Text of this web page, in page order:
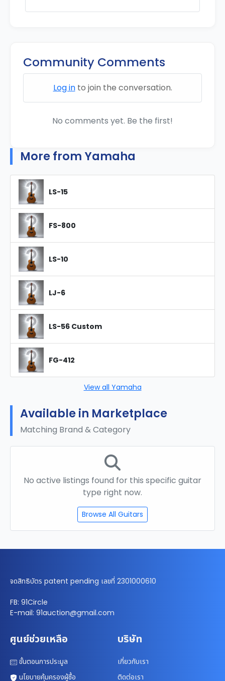
Community Comments
Log into join the conversation.
No comments yet. Be the first!
More from Yamaha
LS-15
FS-800
LS-10
LJ-6
LS-56 Custom
FG-412
View all Yamaha
Available in Marketplace
Matching Brand & Category
No active listings found for this specific guitar
type right now.
Browse All Guitars
จดสิทธิบัตร patent pending เลขที่ 2301000610
FB: 91Circle
E-mail: 91auction@gmail.com
ศูนย์ช่วยเหลือ
ขั้นตอนการประมูล
นโยบายคุ้มครองผู้ซื้อ
บริษัท
เกี่ยวกับเรา
ติดต่อเรา